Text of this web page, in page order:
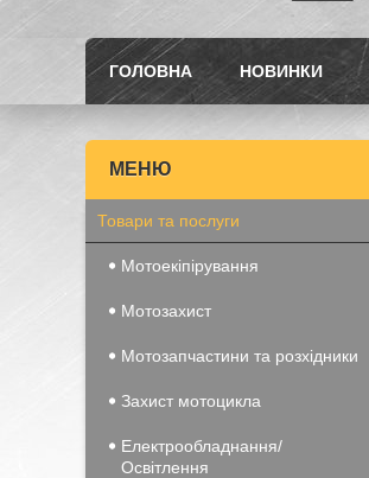
ГОЛОВНА НОВИНКИ
Товари та послуги
Мотоекіпірування
Мотозахист
Мотозапчастини та розхідники
Захист мотоцикла
Електрообладнання/
Освітлення